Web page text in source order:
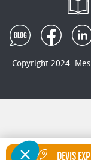
DEVIS
Copyright 2024.